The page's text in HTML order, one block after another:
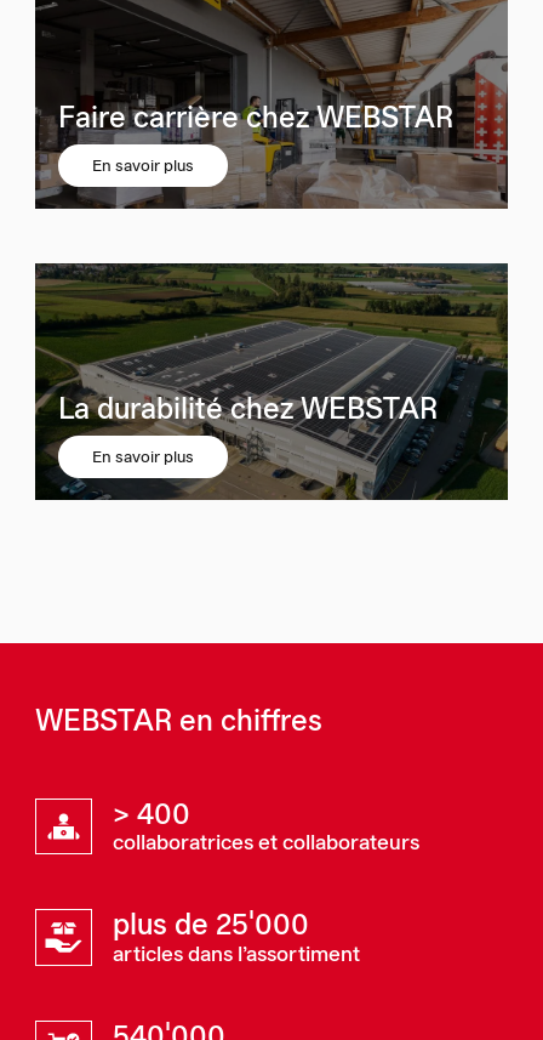
Faire carrière chez WEBSTAR
En savoir plus
La durabilité chez WEBSTAR
En savoir plus
WEBSTAR en chiffres
> 400
collaboratrices et collaborateurs
plus de 25'000
articles dans l’assortiment